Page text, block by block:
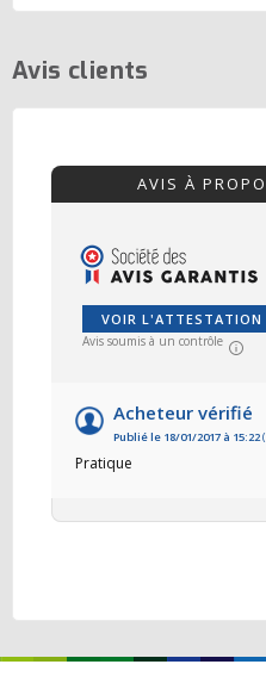
Avis clients
AVIS À
VOIR L'ATTESTATION
Avis soumis à un contrôle
Acheteur vérifié
Publié le 18/01/2017 à 15:22
Pratique